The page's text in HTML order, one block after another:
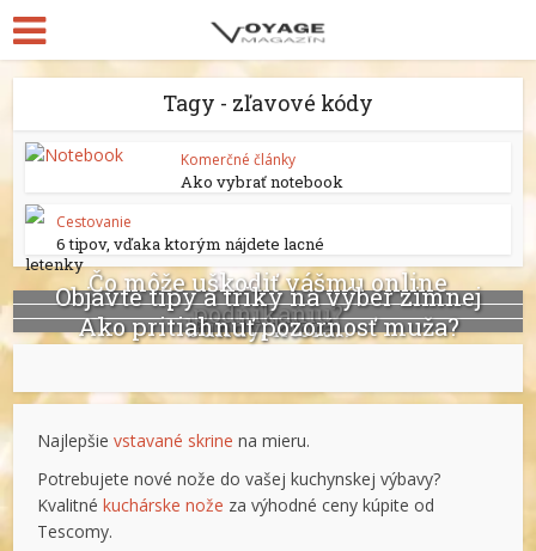
Tagy - zľavové kódy
Komerčné články
Ako vybrať notebook
Cestovanie
6 tipov, vďaka ktorým nájdete lacné
letenky
Čo môže uškodiť vášmu online
podnikaniu?
Objavte tipy a triky na výber zimnej
bundy, ktorá...
Ako pritiahnuť pozornosť muža?
Najlepšievstavané skrine na mieru.
Potrebujete nové nože do vašej kuchynskej výbavy?
Kvalitnékuchárske nože za výhodné ceny kúpite od
Tescomy.